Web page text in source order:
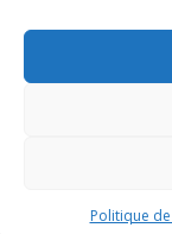
Politique
© 2026 M